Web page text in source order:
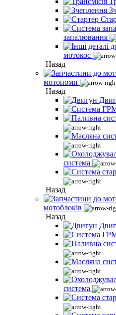
запалювання
мотокос
Назад
мотопомп
Назад
система
Назад
мотоблоків
Назад
система